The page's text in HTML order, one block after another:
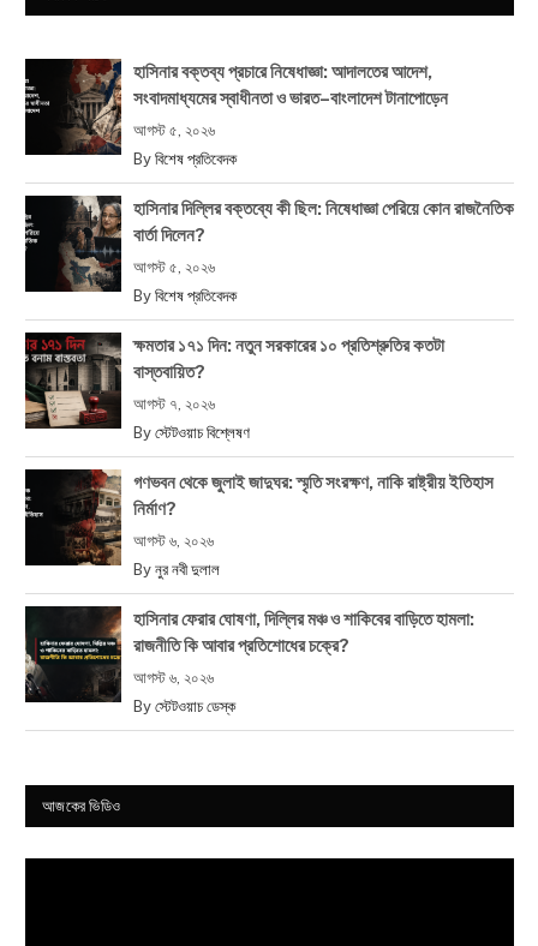
হাসিনার বক্তব্য প্রচারে নিষেধাজ্ঞা: আদালতের আদেশ,
সংবাদমাধ্যমের স্বাধীনতা ও ভারত–বাংলাদেশ টানাপোড়েন
আগস্ট ৫, ২০২৬
By বিশেষ প্রতিবেদক
হাসিনার দিল্লির বক্তব্যে কী ছিল: নিষেধাজ্ঞা পেরিয়ে কোন রাজনৈতিক
বার্তা দিলেন?
আগস্ট ৫, ২০২৬
By বিশেষ প্রতিবেদক
ক্ষমতার ১৭১ দিন: নতুন সরকারের ১০ প্রতিশ্রুতির কতটা
বাস্তবায়িত?
আগস্ট ৭, ২০২৬
By স্টেটওয়াচ বিশ্লেষণ
গণভবন থেকে জুলাই জাদুঘর: স্মৃতি সংরক্ষণ, নাকি রাষ্ট্রীয় ইতিহাস
নির্মাণ?
আগস্ট ৬, ২০২৬
By নুর নবী দুলাল
হাসিনার ফেরার ঘোষণা, দিল্লির মঞ্চ ও শাকিবের বাড়িতে হামলা:
রাজনীতি কি আবার প্রতিশোধের চক্রে?
আগস্ট ৬, ২০২৬
By স্টেটওয়াচ ডেস্ক
আজকের ভিডিও